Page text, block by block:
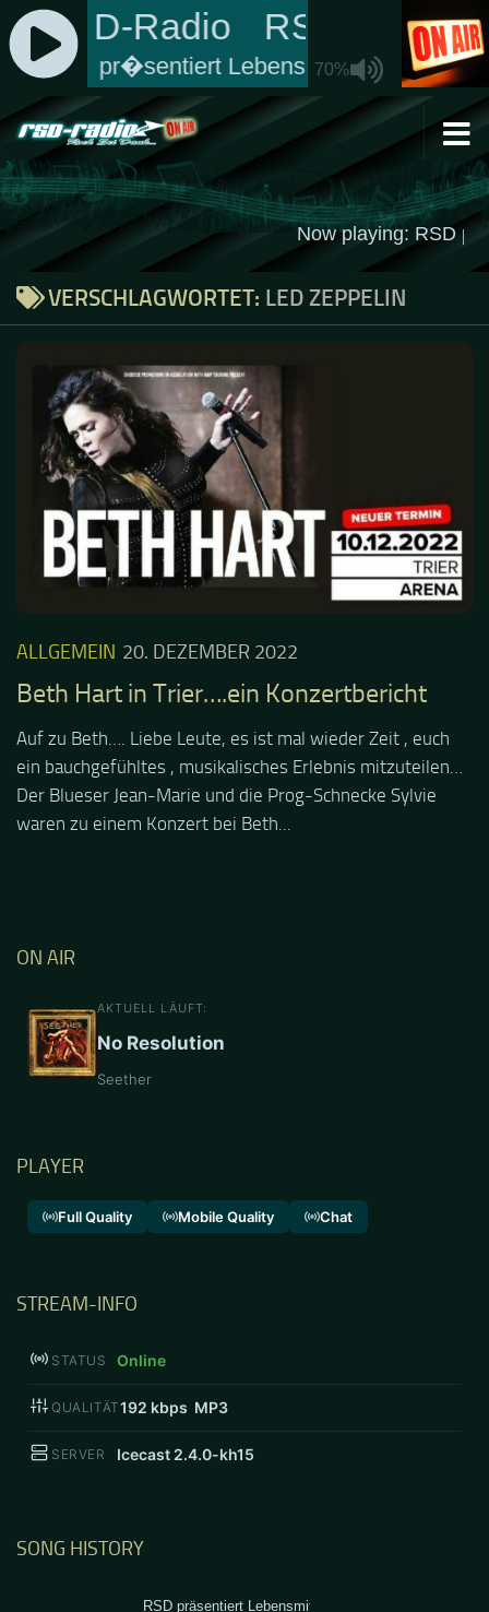
Zum Inhalt springen
VERSCHLAGWORTET: LED ZEPPELIN
ALLGEMEIN 20. DEZEMBER 2022
Beth Hart in Trier….ein Konzertbericht
Auf zu Beth…. Liebe Leute, es ist mal wieder Zeit , euch
ein bauchgefühltes , musikalisches Erlebnis mitzuteilen…
Der Blueser Jean-Marie und die Prog-Schnecke Sylvie
waren zu einem Konzert bei Beth...
ON AIR
AKTUELL LÄUFT:
No Resolution
Seether
PLAYER
Full Quality Mobile Quality Chat
STREAM-INFO
STATUS Online
QUALITÄT192 kbps MP3
SERVER Icecast 2.4.0-kh15
SONG HISTORY